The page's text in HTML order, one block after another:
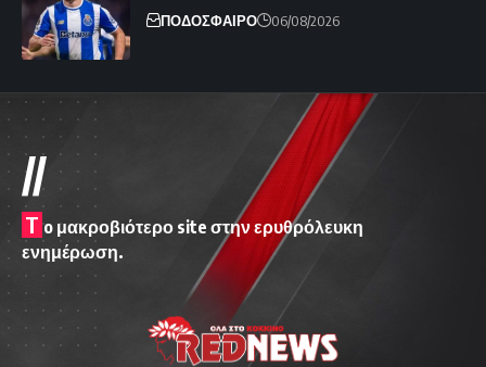
ΠΟΔΟΣΦΑΙΡΟ 06/08/2026
//
T o μακροβιότερο site στην ερυθρόλευκη
ενημέρωση.